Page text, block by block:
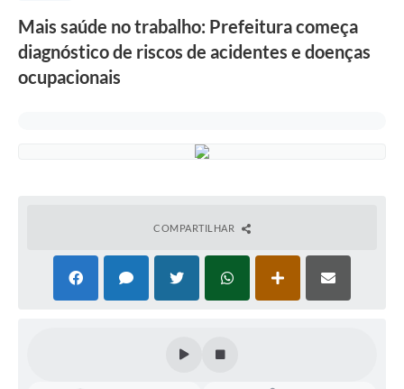
Mais saúde no trabalho: Prefeitura começa
diagnóstico de riscos de acidentes e doenças
ocupacionais
COMPARTILHAR